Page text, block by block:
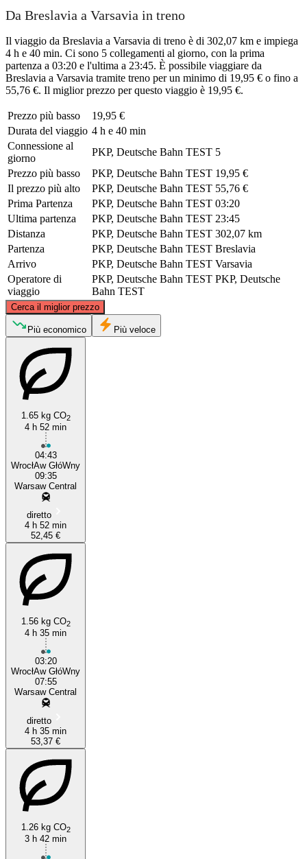
Da Breslavia a Varsavia in treno
Il viaggio da Breslavia a Varsavia di treno è di 302,07 km e impiega
4 h e 40 min. Ci sono 5 collegamenti al giorno, con la prima
partenza a 03:20 e l'ultima a 23:45. È possibile viaggiare da
Breslavia a Varsavia tramite treno per un minimo di 19,95 € o fino a
55,76 €. Il miglior prezzo per questo viaggio è 19,95 €.
Prezzo più basso
19,95 €
Durata del viaggio 4 h e 40 min
Connessione al
giorno
PKP, Deutsche Bahn TEST 5
Prezzo più basso
PKP, Deutsche Bahn TEST 19,95 €
Il prezzo più alto
PKP, Deutsche Bahn TEST 55,76 €
Prima Partenza
PKP, Deutsche Bahn TEST 03:20
Ultima partenza
PKP, Deutsche Bahn TEST 23:45
Distanza
PKP, Deutsche Bahn TEST 302,07 km
Partenza
PKP, Deutsche Bahn TEST Breslavia
Arrivo
PKP, Deutsche Bahn TEST Varsavia
Operatore di
viaggio
PKP, Deutsche Bahn TEST PKP, Deutsche
Bahn TEST
Cerca il miglior prezzo
Wrocław
Più economico Più veloce
1.65 kg CO2
4 h 52 min
04:43
WrocłAw GłóWny
09:35
Warsaw Central
diretto
4 h 52 min
52,45 €
1.56 kg CO2
4 h 35 min
03:20
WrocłAw GłóWny
07:55
Warsaw Central
diretto
4 h 35 min
53,37 €
1.26 kg CO2
3 h 42 min